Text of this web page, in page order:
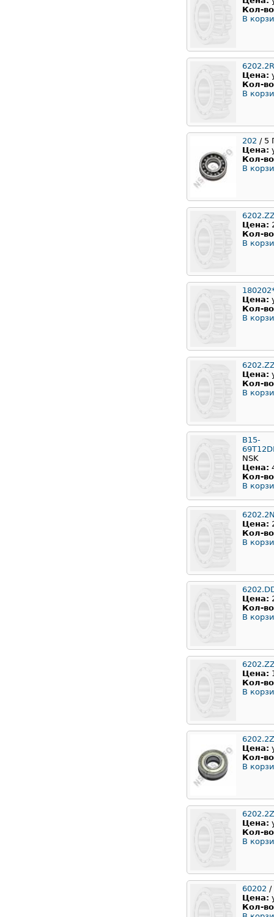
Кол-
В
Цена:
Кол-
В
202 / 5
Цена:
Кол-
В
Цена:
Кол-
В
Цена:
Кол-
В
Цена:
Кол-
В
B15-
NSK
Цена:
Кол-
В
Цена:
Кол-
В
Цена:
Кол-
В
Цена:
Кол-
В
Цена:
Кол-
В
6202.2Z
Цена:
Кол-
В
60202 /
Цена:
Кол-